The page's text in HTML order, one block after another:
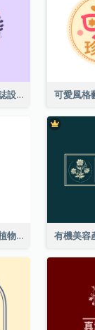
紫羅蘭主題花環標誌設計
衣飾配件手作小店植物主題標誌設計